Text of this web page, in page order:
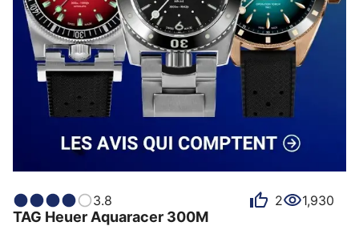
3.8 2 1,930
TAG Heuer Aquaracer 300M